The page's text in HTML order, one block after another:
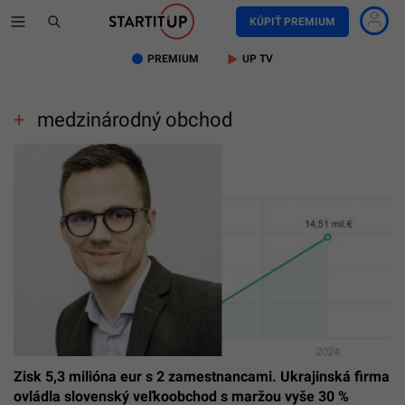
KÚPIŤ PREMIUM
PREMIUM UP TV
medzinárodný obchod
Zisk 5,3 milióna eur s 2 zamestnancami. Ukrajinská firma
ovládla slovenský veľkoobchod s maržou vyše 30 %